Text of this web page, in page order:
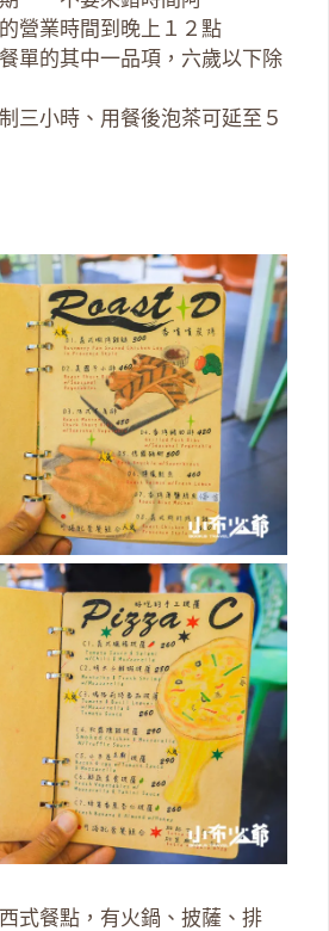
營業時間到晚上１２點
單的其中一品項，六歲以下除
三小時、用餐後泡茶可延至５
式餐點，有火鍋、披薩、排